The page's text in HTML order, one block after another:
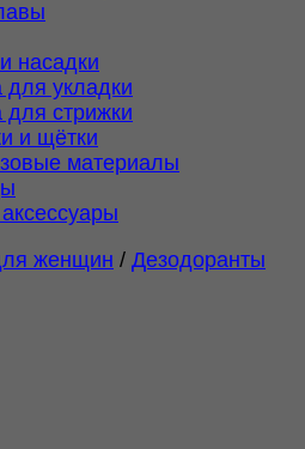
насадки
для укладки
для стрижки
и щётки
материалы
женщин / Дезодоранты